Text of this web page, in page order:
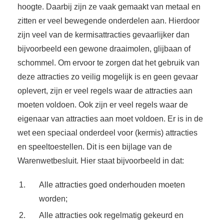
hoogte. Daarbij zijn ze vaak gemaakt van metaal en
zitten er veel bewegende onderdelen aan. Hierdoor
zijn veel van de kermisattracties gevaarlijker dan
bijvoorbeeld een gewone draaimolen, glijbaan of
schommel. Om ervoor te zorgen dat het gebruik van
deze attracties zo veilig mogelijk is en geen gevaar
oplevert, zijn er veel regels waar de attracties aan
moeten voldoen. Ook zijn er veel regels waar de
eigenaar van attracties aan moet voldoen. Er is in de
wet een speciaal onderdeel voor (kermis) attracties
en speeltoestellen. Dit is een bijlage van de
Warenwetbesluit. Hier staat bijvoorbeeld in dat:
Alle attracties goed onderhouden moeten
worden;
Alle attracties ook regelmatig gekeurd en